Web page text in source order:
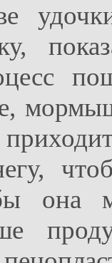
она